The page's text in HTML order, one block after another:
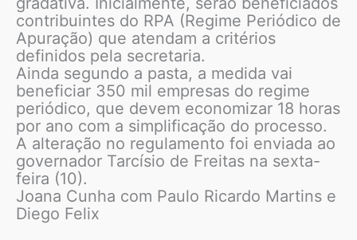
contribuintes do RPA (Regime Periódico de
Apuração) que atendam a critérios
definidos pela secretaria.
Ainda segundo a pasta, a medida vai
beneficiar 350 mil empresas do regime
periódico, que devem economizar 18 horas
por ano com a simplificação do processo.
A alteração no regulamento foi enviada ao
governador Tarcísio de Freitas na sexta-
feira (10).
Joana Cunha com Paulo Ricardo Martins e
Diego Felix